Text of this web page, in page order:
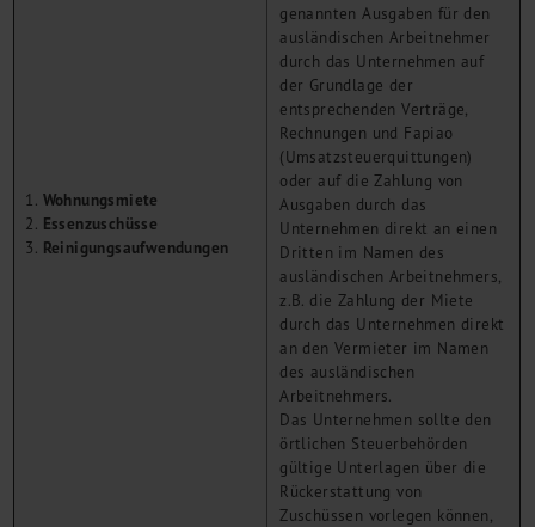
Wohnungsmiete
Essenzuschüsse
Reinigungsaufwendungen
genannten Ausgaben für den
ausländischen Arbeitnehmer
durch das Unternehmen auf
der Grundlage der
entsprechenden Verträge,
Rechnungen und Fapiao
(Umsatzsteuerquittungen)
oder auf die Zahlung von
Ausgaben durch das
Unternehmen direkt an einen
Dritten im Namen des
ausländischen Arbeitnehmers,
z.B. die Zahlung der Miete
durch das Unternehmen direkt
an den Vermieter im Namen
des ausländischen
Arbeitnehmers.
Das Unternehmen sollte den
örtlichen Steuerbehörden
gültige Unterlagen über die
Rückerstattung von
Zuschüssen vorlegen können,